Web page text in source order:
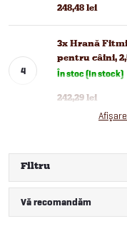
248,48 lei
3x Hrană
pentru câini,
În stoc (In stock)
242,29 lei
Filtru
S
Vă recomandăm